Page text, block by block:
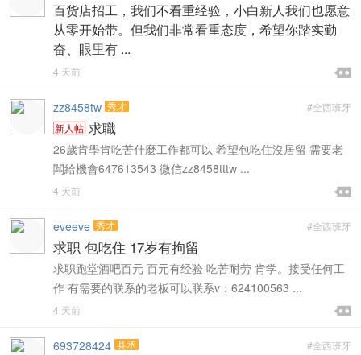
百货店招工，我们不看重经验，小白新人我们也愿意
从零开始带。但我们非常看重态度，希望你踏实勤
奋、眼里有 ...

4 天前 
#全西班牙
zz8458tw 秀才
新人帖 求職
26歲肯學肯吃苦什麼工作都可以 希望包吃住沒居留 需要老
闆給機會647613543 微信zz8458tttw ...

4 天前 
#全西班牙
eveeve 秀才
求职 包吃住 17岁有拘留
求职跑堂酒吧百元 百元有经验 吃苦耐劳 肯学。接受任何工
作 有需要的联系的老板可以联系v：624100563 ...

4 天前 
#全西班牙
693728424 县丞